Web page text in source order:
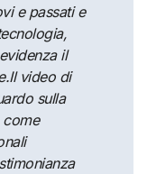
e passati e
il
video di
sulla